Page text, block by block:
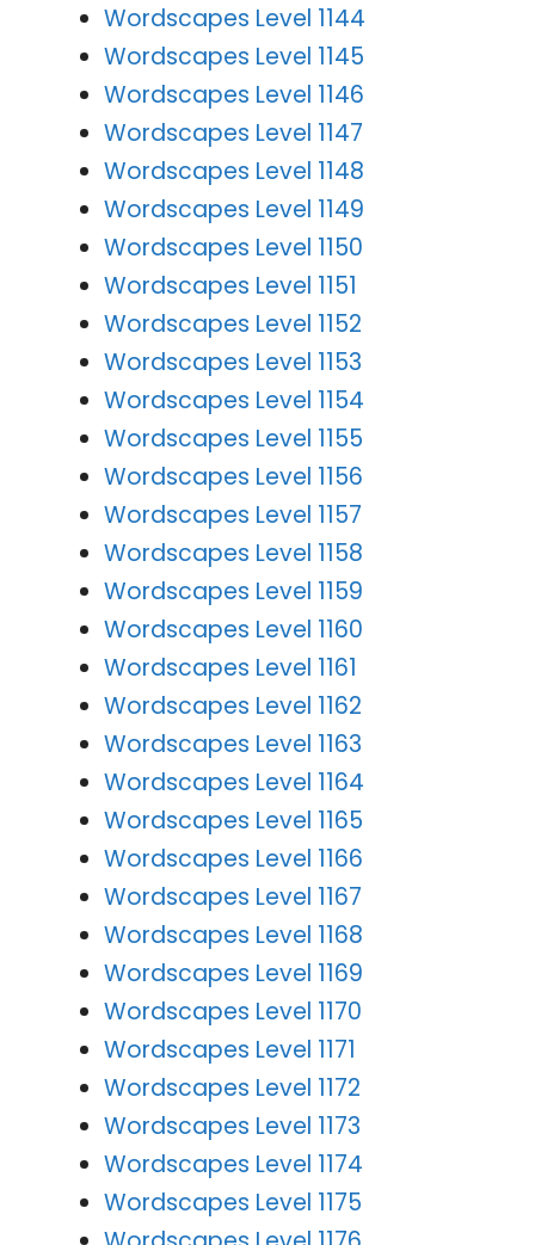
Wordscapes Level 1144
Wordscapes Level 1145
Wordscapes Level 1146
Wordscapes Level 1147
Wordscapes Level 1148
Wordscapes Level 1149
Wordscapes Level 1150
Wordscapes Level 1151
Wordscapes Level 1152
Wordscapes Level 1153
Wordscapes Level 1154
Wordscapes Level 1155
Wordscapes Level 1156
Wordscapes Level 1157
Wordscapes Level 1158
Wordscapes Level 1159
Wordscapes Level 1160
Wordscapes Level 1161
Wordscapes Level 1162
Wordscapes Level 1163
Wordscapes Level 1164
Wordscapes Level 1165
Wordscapes Level 1166
Wordscapes Level 1167
Wordscapes Level 1168
Wordscapes Level 1169
Wordscapes Level 1170
Wordscapes Level 1171
Wordscapes Level 1172
Wordscapes Level 1173
Wordscapes Level 1174
Wordscapes Level 1175